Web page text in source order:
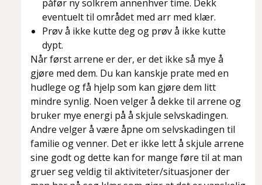
påfør ny solkrem annenhver time. Dekk
eventuelt til området med arr med klær.
Prøv å ikke kutte deg og prøv å ikke kutte
dypt.
Når først arrene er der, er det ikke så mye å
gjøre med dem. Du kan kanskje prate med en
hudlege og få hjelp som kan gjøre dem litt
mindre synlig. Noen velger å dekke til arrene og
bruker mye energi på å skjule selvskadingen.
Andre velger å være åpne om selvskadingen til
familie og venner. Det er ikke lett å skjule arrene
sine godt og dette kan for mange føre til at man
gruer seg veldig til aktiviteter/situasjoner der